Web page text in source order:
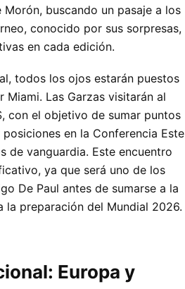
buscando un pasaje a los
conocido por sus sorpresas,
en cada edición.
todos los ojos estarán puestos
Miami. Las Garzas visitarán al
con el objetivo de sumar puntos
en la Conferencia Este
de vanguardia. Este encuentro
ya que será uno de los
De Paul antes de sumarse a la
la preparación del Mundial 2026.
Europa y